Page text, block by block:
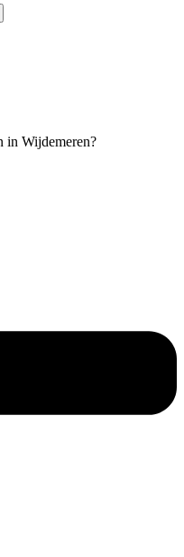
in Wijdemeren?